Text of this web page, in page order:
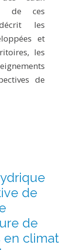
de ces
les
et
les
de
de
de
en climat